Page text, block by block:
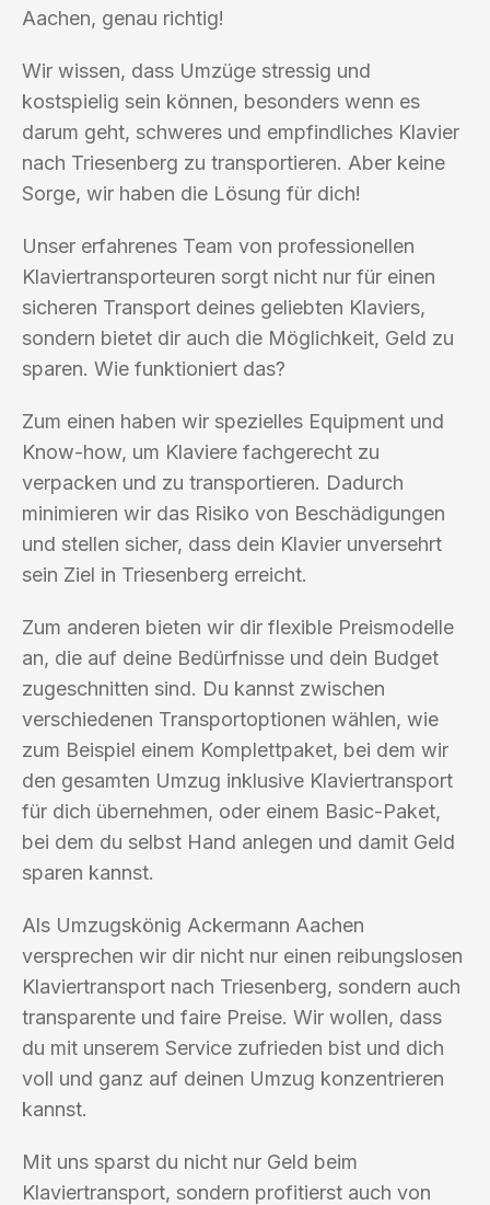
Aachen, genau richtig!
Wir wissen, dass Umzüge stressig und
kostspielig sein können, besonders wenn es
darum geht, schweres und empfindliches Klavier
nach Triesenberg zu transportieren. Aber keine
Sorge, wir haben die Lösung für dich!
Unser erfahrenes Team von professionellen
Klaviertransporteuren sorgt nicht nur für einen
sicheren Transport deines geliebten Klaviers,
sondern bietet dir auch die Möglichkeit, Geld zu
sparen. Wie funktioniert das?
Zum einen haben wir spezielles Equipment und
Know-how, um Klaviere fachgerecht zu
verpacken und zu transportieren. Dadurch
minimieren wir das Risiko von Beschädigungen
und stellen sicher, dass dein Klavier unversehrt
sein Ziel in Triesenberg erreicht.
Zum anderen bieten wir dir flexible Preismodelle
an, die auf deine Bedürfnisse und dein Budget
zugeschnitten sind. Du kannst zwischen
verschiedenen Transportoptionen wählen, wie
zum Beispiel einem Komplettpaket, bei dem wir
den gesamten Umzug inklusive Klaviertransport
für dich übernehmen, oder einem Basic-Paket,
bei dem du selbst Hand anlegen und damit Geld
sparen kannst.
Als Umzugskönig Ackermann Aachen
versprechen wir dir nicht nur einen reibungslosen
Klaviertransport nach Triesenberg, sondern auch
transparente und faire Preise. Wir wollen, dass
du mit unserem Service zufrieden bist und dich
voll und ganz auf deinen Umzug konzentrieren
kannst.
Mit uns sparst du nicht nur Geld beim
Klaviertransport, sondern profitierst auch von